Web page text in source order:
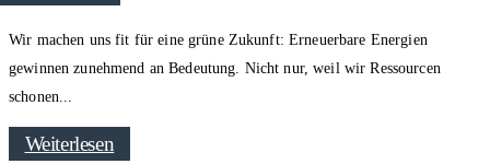
Wir machen uns fit für eine grüne Zukunft: Erneuerbare Energien
gewinnen zunehmend an Bedeutung. Nicht nur, weil wir Ressourcen
schonen
Weiterlesen